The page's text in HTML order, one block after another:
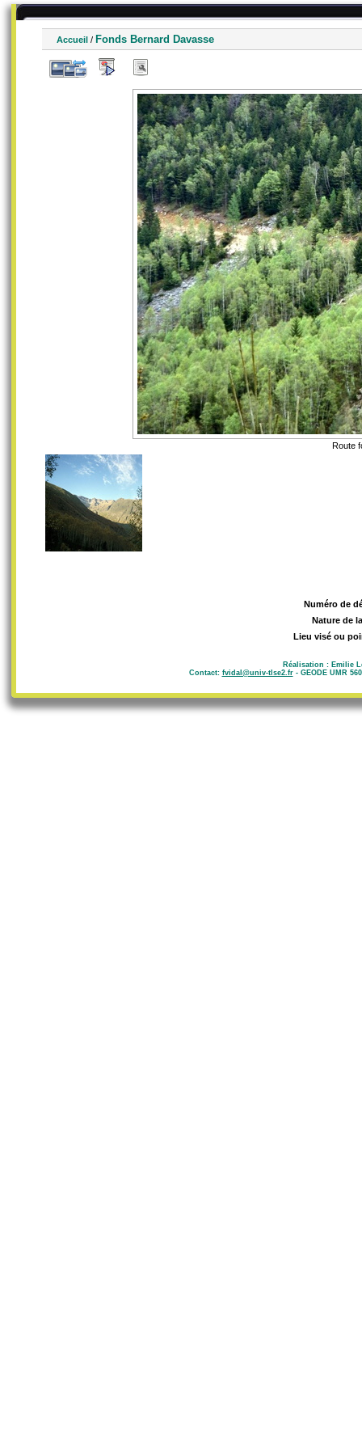
Accueil / Fonds Bernard Davasse
Route
Numéro de
Nature de
Lieu visé ou
Réalisation : Emilie
Contact: fvidal@univ-tlse2.fr- GEODE UMR